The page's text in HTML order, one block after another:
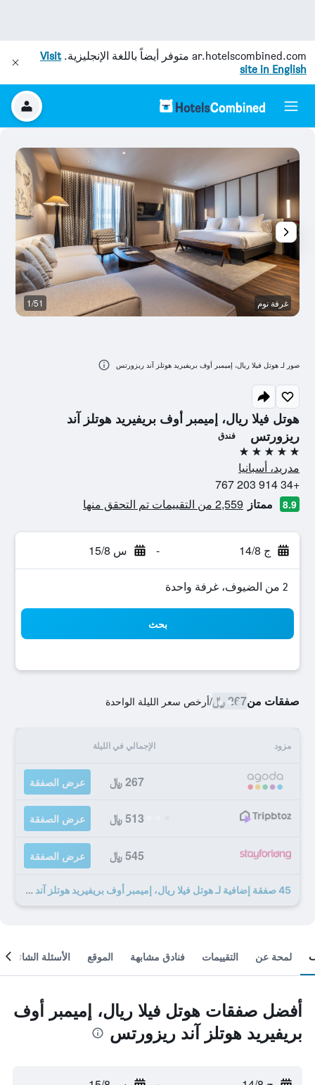
ar.hotelscombined.com متوفر أيضاً باللغة الإنجليزية.Visit
site in English
هوتل فيلا ريال، إميمبر أوف بريفيريد هوتلز آند
ريزورتس
فندق
5 نجوم
مدريد، أسبانيا
+34 914 203 767
8.9 ممتاز 2,559 من التقييمات تم التحقق منها
ج 14/8 - س 15/8
2 من الضيوف، غرفة واحدة
بحث
صفقات من267 ﷼ /أرخص سعر الليلة الواحدة
مزود الإجمالي في الليلة
267 ﷼ عرض الصفقة
513 ﷼ عرض الصفقة
545 ﷼ عرض الصفقة
45 صفقة إضافية لـ هوتل فيلا ريال، إميمبر أوف بريفيريد هوتلز آند ريزورتس
غرفة نوم 1/51
صور لـ هوتل فيلا ريال، إميمبر أوف بريفيريد هوتلز آند ريزورتس
لمحة عن التقييمات فنادق مشابهة الموقع الأسئلة الشائعة
أفضل صفقات هوتل فيلا ريال، إميمبر أوف
بريفيريد هوتلز آند ريزورتس